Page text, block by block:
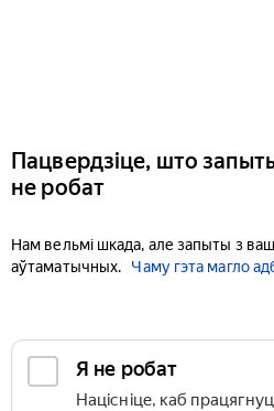
Пацвердзіце, што
не робат
Нам вельмі шкада, але запыты з
аўтаматычных.
Чаму гэта магло
Я не робат
Націсніце, каб